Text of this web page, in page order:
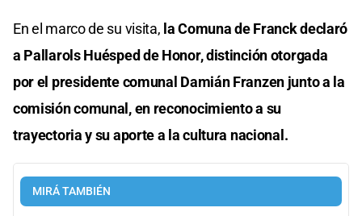
En el marco de su visita, la Comuna de Franck declaró
a Pallarols Huésped de Honor, distinción otorgada
por el presidente comunal Damián Franzen junto a la
comisión comunal, en reconocimiento a su
trayectoria y su aporte a la cultura nacional.
MIRÁ TAMBIÉN